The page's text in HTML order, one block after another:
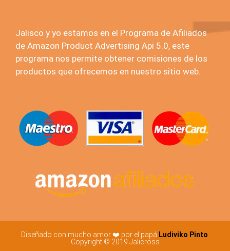
Jalisco y yo estamos en el Programa de Afiliados
de Amazon Product Advertising Api 5.0, este
programa nos permite obtener comisiones de los
productos que ofrecemos en nuestro sitio web.
Diseñado con mucho amor ❤️ por el papá Ludiviko Pinto
Copyright © 2019 Jalicross